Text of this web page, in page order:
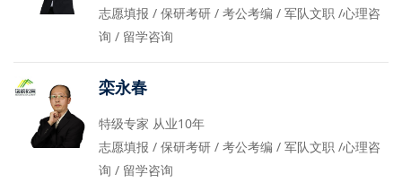
志愿填报 / 保研考研 / 考公考编 / 军队文职 /心理咨
询 / 留学咨询
栾永春
特级专家 从业10年
志愿填报 / 保研考研 / 考公考编 / 军队文职 /心理咨
询 / 留学咨询